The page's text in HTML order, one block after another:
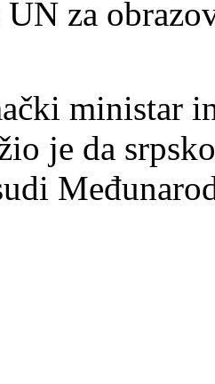
UN za
ministar
je da